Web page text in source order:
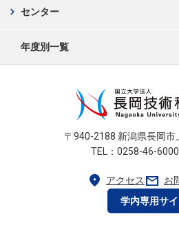
センター
chevron_right
年度別一覧
〒940-2188 新潟県長岡市
TEL：0258-46-6000
location_on アクセス mail お
学内専用サイ